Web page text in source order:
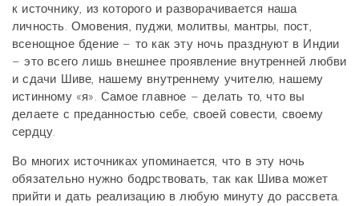
к источнику, из которого и разворачивается наша
личность. Омовения, пуджи, молитвы, мантры, пост,
всенощное бдение – то как эту ночь празднуют в Индии
– это всего лишь внешнее проявление внутренней любви
и сдачи Шиве, нашему внутреннему учителю, нашему
истинному «я». Самое главное – делать то, что вы
делаете с преданностью себе, своей совести, своему
сердцу.
Во многих источниках упоминается, что в эту ночь
обязательно нужно бодрствовать, так как Шива может
прийти и дать реализацию в любую минуту до рассвета.